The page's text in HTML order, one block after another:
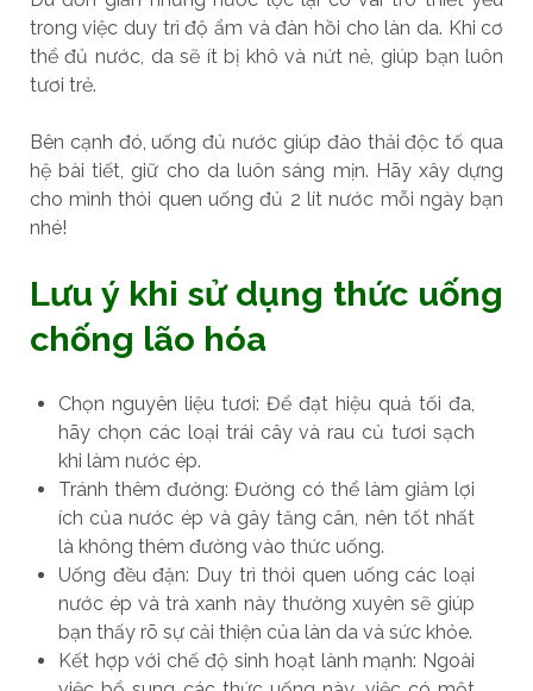
trong việc duy trì độ ẩm và đàn hồi cho làn da. Khi cơ
thể đủ nước, da sẽ ít bị khô và nứt nẻ, giúp bạn luôn
tươi trẻ.
Bên cạnh đó, uống đủ nước giúp đào thải độc tố qua
hệ bài tiết, giữ cho da luôn sáng mịn. Hãy xây dựng
cho mình thói quen uống đủ 2 lít nước mỗi ngày bạn
nhé!
Lưu ý khi sử dụng thức uống
chống lão hóa
Chọn nguyên liệu tươi: Để đạt hiệu quả tối đa,
hãy chọn các loại trái cây và rau củ tươi sạch
khi làm nước ép.
Tránh thêm đường: Đường có thể làm giảm lợi
ích của nước ép và gây tăng cân, nên tốt nhất
là không thêm đường vào thức uống.
Uống đều đặn: Duy trì thói quen uống các loại
nước ép và trà xanh này thường xuyên sẽ giúp
bạn thấy rõ sự cải thiện của làn da và sức khỏe.
Kết hợp với chế độ sinh hoạt lành mạnh: Ngoài